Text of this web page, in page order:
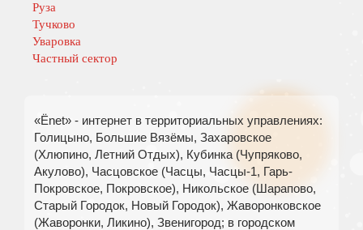
Руза
Тучково
Уваровка
Частный сектор
«Ёnet» - интернет в территориальных управлениях:
Голицыно, Большие Вязёмы, Захаровское
(Хлюпино, Летний Отдых), Кубинка (Чупряково,
Акулово), Часцовское (Часцы, Часцы-1, Гарь-
Покровское, Покровское), Никольское (Шарапово,
Старый Городок, Новый Городок), Жаворонковское
(Жаворонки, Ликино), Звенигород; в городском